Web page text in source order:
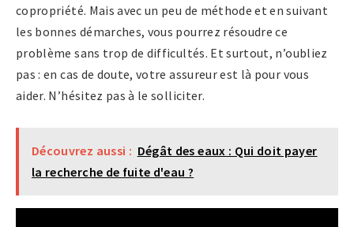
copropriété. Mais avec un peu de méthode et en suivant
les bonnes démarches, vous pourrez résoudre ce
problème sans trop de difficultés. Et surtout, n’oubliez
pas : en cas de doute, votre assureur est là pour vous
aider. N’hésitez pas à le solliciter.
Découvrez aussi : Dégât des eaux : Qui doit payer
la recherche de fuite d'eau ?